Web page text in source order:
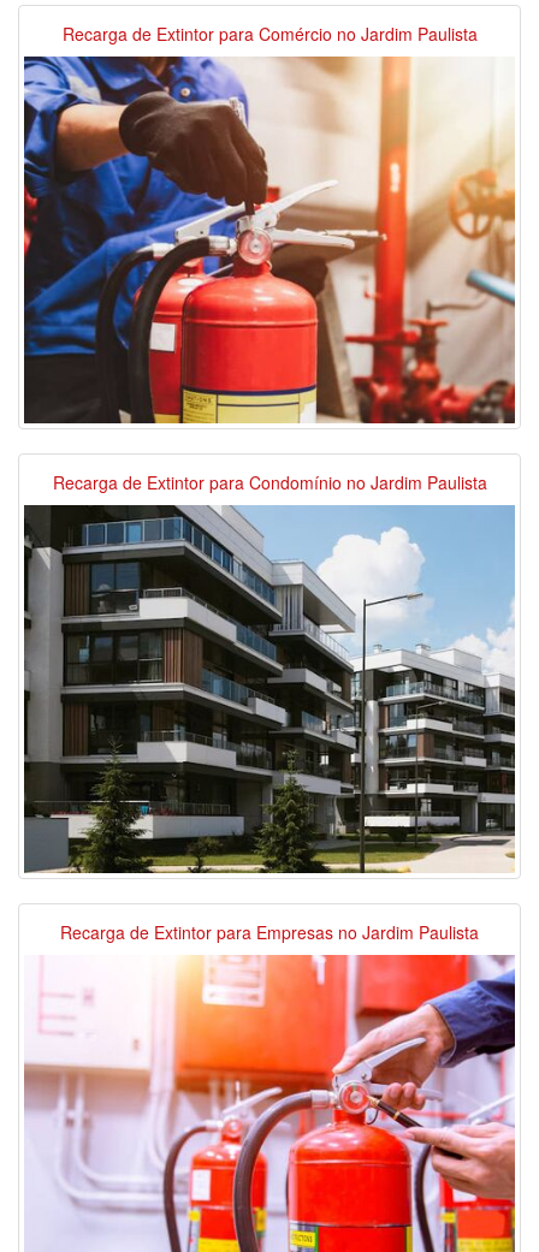
Recarga de Extintor para Comércio no Jardim Paulista
Recarga de Extintor para Condomínio no Jardim Paulista
Recarga de Extintor para Empresas no Jardim Paulista